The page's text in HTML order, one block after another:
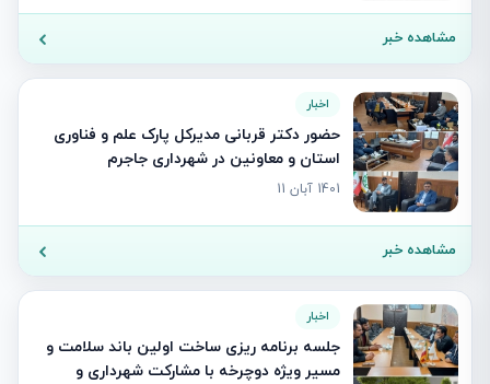
مشاهده خبر
اخبار
حضور دکتر قربانی مدیرکل پارک علم و فناوری
استان و معاونین در شهرداری جاجرم
1401 آبان 11
مشاهده خبر
اخبار
جلسه برنامه ریزی ساخت اولین باند سلامت و
مسیر ویژه دوچرخه با مشارکت شهرداری و